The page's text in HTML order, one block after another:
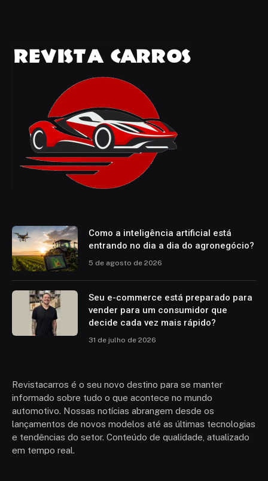
Como a inteligência artificial está
entrando no dia a dia do agronegócio?
5 de agosto de 2026
Seu e-commerce está preparado para
vender para um consumidor que
decide cada vez mais rápido?
31 de julho de 2026
Revistacarros é o seu novo destino para se manter
informado sobre tudo o que acontece no mundo
automotivo. Nossas notícias abrangem desde os
lançamentos de novos modelos até as últimas tecnologias
e tendências do setor. Conteúdo de qualidade, atualizado
em tempo real.